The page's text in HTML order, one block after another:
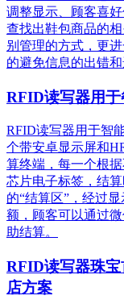
调整显示、顾客喜
查找出鞋包商品的
别管理的方式，更
的避免信息的出错和
RFID读写器用
RFID读写器用于智
个带安卓显示屏和
算终端，每一个根
芯片电子标签，结
的“结算区”，经过
额，顾客可以通过
助结算。
RFID读写器珠宝
店方案